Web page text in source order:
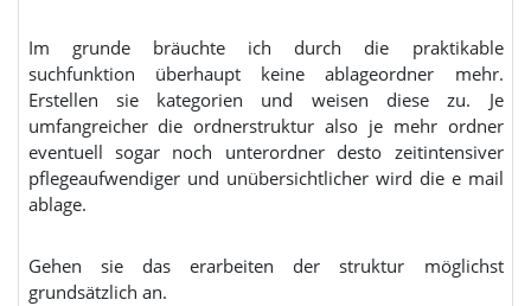
Im grunde bräuchte ich durch die praktikable
suchfunktion überhaupt keine ablageordner mehr.
Erstellen sie kategorien und weisen diese zu. Je
umfangreicher die ordnerstruktur also je mehr ordner
eventuell sogar noch unterordner desto zeitintensiver
pflegeaufwendiger und unübersichtlicher wird die e mail
ablage.
Gehen sie das erarbeiten der struktur möglichst
grundsätzlich an.